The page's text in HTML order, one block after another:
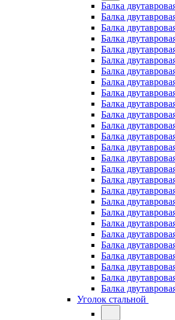
Балка
Балка
Балка
Балка
Балка
Балка
Балка
Балка
Балка
Балка
Балка
Балка
Балка
Балка
Балка
Балка
Балка
Балка
Балка
Балка
Балка
Балка
Балка
Балка
Балка
Балка
Балка
Уголок стальной